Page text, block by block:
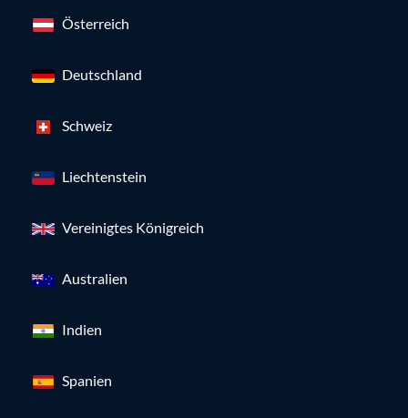
Österreich
Deutschland
Schweiz
Liechtenstein
Vereinigtes Königreich
Australien
Indien
Spanien